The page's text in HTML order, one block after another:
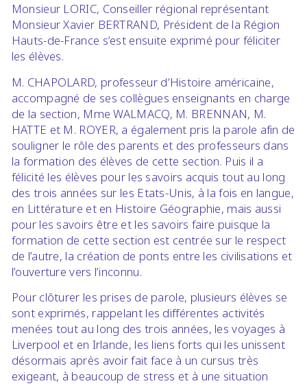
Monsieur LORIC, Conseiller régional représentant
Monsieur Xavier BERTRAND, Président de la Région
Hauts-de-France s’est ensuite exprimé pour féliciter
les élèves.
M. CHAPOLARD, professeur d’Histoire américaine,
accompagné de ses collègues enseignants en charge
de la section, Mme WALMACQ, M. BRENNAN, M.
HATTE et M. ROYER, a également pris la parole afin de
souligner le rôle des parents et des professeurs dans
la formation des élèves de cette section. Puis il a
félicité les élèves pour les savoirs acquis tout au long
des trois années sur les Etats-Unis, à la fois en langue,
en Littérature et en Histoire Géographie, mais aussi
pour les savoirs être et les savoirs faire puisque la
formation de cette section est centrée sur le respect
de l’autre, la création de ponts entre les civilisations et
l’ouverture vers l’inconnu.
Pour clôturer les prises de parole, plusieurs élèves se
sont exprimés, rappelant les différentes activités
menées tout au long des trois années, les voyages à
Liverpool et en Irlande, les liens forts qui les unissent
désormais après avoir fait face à un cursus très
exigeant, à beaucoup de stress et à une situation